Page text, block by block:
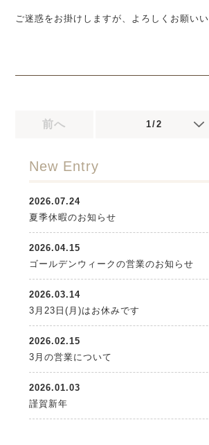
ご迷惑をお掛けしますが、よろしくお願いい
前へ 1/2
New Entry
2026.07.24
夏季休暇のお知らせ
2026.04.15
ゴールデンウィークの営業のお知らせ
2026.03.14
3月23日(月)はお休みです
2026.02.15
3月の営業について
2026.01.03
謹賀新年